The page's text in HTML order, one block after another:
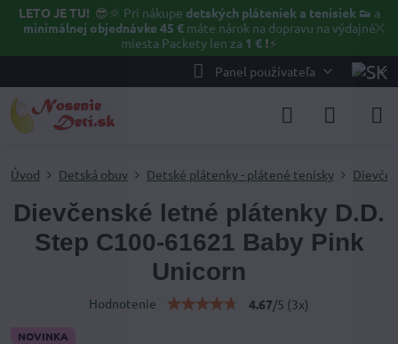
✕
LETO JE TU! 😎🌞 Pri nákupe detských pláteniek a tenisiek 👟 a
minimálnej objednávke 45 €máte nárok na dopravu na výdajné
miesta Packety len za 1 € ❗⚡️
Panel používateľa
NOVINKA
Úvod Detská obuv Detské plátenky - plátené tenisky
Dievčenské letné plátenky D.D.
Step C100-61621 Baby Pink
Unicorn
Hodnotenie 4.67/5 (3x)